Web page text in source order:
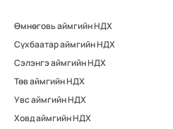
Өмнөговь аймгийн НДХ
Сүхбаатар аймгийн НДХ
Сэлэнгэ аймгийн НДХ
Төв аймгийн НДХ
Увс аймгийн НДХ
Ховд аймгийн НДХ